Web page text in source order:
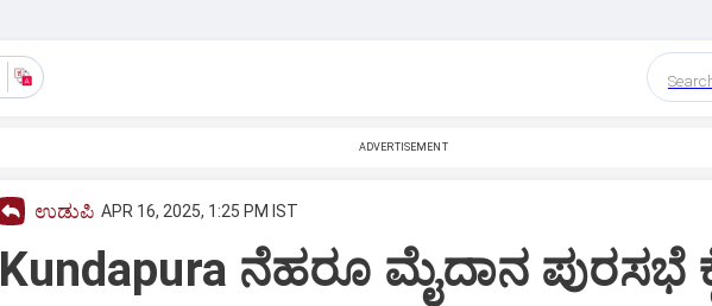
ADVERTISEMENT
ಉಡುಪಿ APR 16, 2025, 1:25 PM IST
Kundapura ನೆಹರೂ ಮೈದಾನ ಪುರಸಭೆ